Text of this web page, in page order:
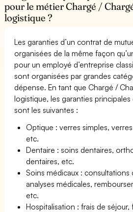
pour le métier Chargé /
logistique ?
Les garanties d’un contrat de
organisées de la même façon
pour un employé d’entreprise
sont organisées par grandes
dépense. En tant que Chargé /
logistique, les garanties principales
sont les suivantes :
Optique : verres simples,
etc.
Dentaire : soins dentaires,
dentaires, etc.
Soins médicaux : consultations
analyses médicales,
etc.
Hospitalisation : frais de